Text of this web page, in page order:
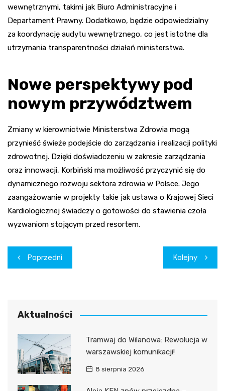
wewnętrznymi, takimi jak Biuro Administracyjne i
Departament Prawny. Dodatkowo, będzie odpowiedzialny
za koordynację audytu wewnętrznego, co jest istotne dla
utrzymania transparentności działań ministerstwa.
Nowe perspektywy pod
nowym przywództwem
Zmiany w kierownictwie Ministerstwa Zdrowia mogą
przynieść świeże podejście do zarządzania i realizacji polityki
zdrowotnej. Dzięki doświadczeniu w zakresie zarządzania
oraz innowacji, Korbiński ma możliwość przyczynić się do
dynamicznego rozwoju sektora zdrowia w Polsce. Jego
zaangażowanie w projekty takie jak ustawa o Krajowej Sieci
Kardiologicznej świadczy o gotowości do stawienia czoła
wyzwaniom stojącym przed resortem.
Nawigacja
wpisu
Poprzedni Kolejny
Aktualności
Tramwaj do Wilanowa: Rewolucja w
warszawskiej komunikacji!
8 sierpnia 2026